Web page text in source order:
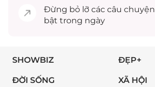
Đừng bỏ lỡ các câu chuyện
bật trong ngày
SHOWBIZ ĐẸP+
ĐỜI SỐNG XÃ HỘI